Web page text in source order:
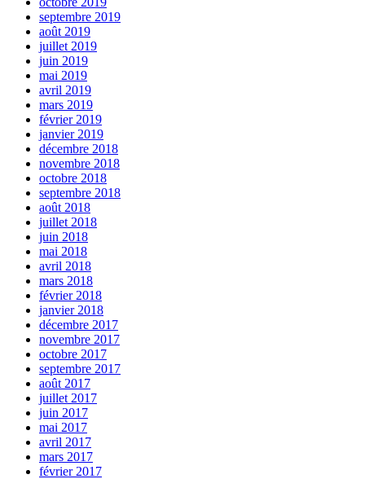
septembre 2019
août 2019
juillet 2019
juin 2019
mai 2019
avril 2019
mars 2019
février 2019
janvier 2019
décembre 2018
novembre 2018
octobre 2018
septembre 2018
août 2018
juillet 2018
juin 2018
mai 2018
avril 2018
mars 2018
février 2018
janvier 2018
décembre 2017
novembre 2017
octobre 2017
septembre 2017
août 2017
juillet 2017
juin 2017
mai 2017
avril 2017
mars 2017
février 2017